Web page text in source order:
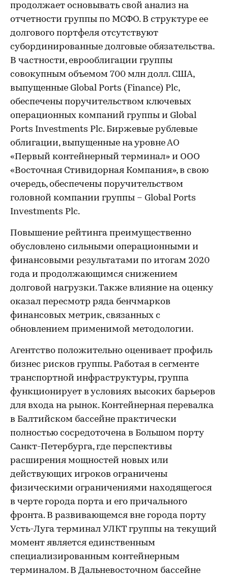
продолжает основывать свой анализ на
отчетности группы по МСФО. В структуре ее
долгового портфеля отсутствуют
субординированные долговые обязательства.
В частности, еврооблигации группы
совокупным объемом 700 млн долл. США,
выпущенные Global Ports (Finance) Plc,
обеспечены поручительством ключевых
операционных компаний группы и Global
Ports Investments Plc. Биржевые рублевые
облигации, выпущенные на уровне АО
«Первый контейнерный терминал» и ООО
«Восточная Стивидорная Компания», в свою
очередь, обеспечены поручительством
головной компании группы – Global Ports
Investments Plc.
Повышение рейтинга преимущественно
обусловлено сильными операционными и
финансовыми результатами по итогам 2020
года и продолжающимся снижением
долговой нагрузки. Также влияние на оценку
оказал пересмотр ряда бенчмарков
финансовых метрик, связанных с
обновлением применимой методологии.
Агентство положительно оценивает профиль
бизнес рисков группы. Работая в сегменте
транспортной инфраструктуры, группа
функционирует в условиях высоких барьеров
для входа на рынок. Контейнерная перевалка
в Балтийском бассейне практически
полностью сосредоточена в Большом порту
Санкт-Петербурга, где перспективы
расширения мощностей новых или
действующих игроков ограничены
физическими ограничениями находящегося
в черте города порта и его причального
фронта. В развивающемся вне города порту
Усть-Луга терминал УЛКТ группы на текущий
момент является единственным
специализированным контейнерным
терминалом. В Дальневосточном бассейне